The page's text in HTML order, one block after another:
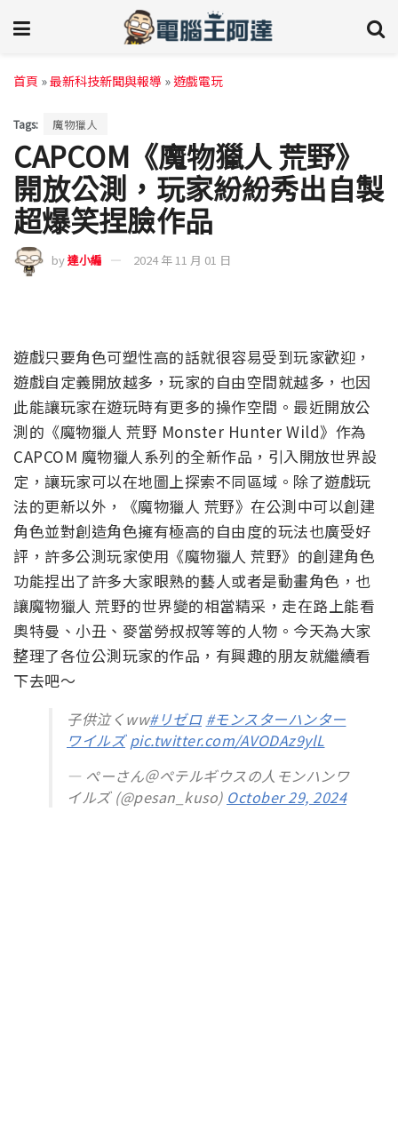
首頁 »最新科技新聞與報導 »遊戲電玩
Tags: 魔物獵人
CAPCOM《魔物獵人 荒野》
開放公測，玩家紛紛秀出自製
超爆笑捏臉作品
by達小編 2024 年 11 月 01 日
遊戲只要角色可塑性高的話就很容易受到玩家歡迎，
遊戲自定義開放越多，玩家的自由空間就越多，也因
此能讓玩家在遊玩時有更多的操作空間。最近開放公
測的《魔物獵人 荒野 Monster Hunter Wild》作為
CAPCOM 魔物獵人系列的全新作品，引入開放世界設
定，讓玩家可以在地圖上探索不同區域。除了遊戲玩
法的更新以外，《魔物獵人 荒野》在公測中可以創建
角色並對創造角色擁有極高的自由度的玩法也廣受好
評，許多公測玩家使用《魔物獵人 荒野》的創建角色
功能捏出了許多大家眼熟的藝人或者是動畫角色，也
讓魔物獵人 荒野的世界變的相當精采，走在路上能看
奧特曼、小丑、麥當勞叔叔等等的人物。今天為大家
整理了各位公測玩家的作品，有興趣的朋友就繼續看
下去吧～
子供泣くww#リゼロ #モンスターハンター
ワイルズ pic.twitter.com/AVODAz9ylL
— ぺーさん＠ペテルギウスの人モンハンワ
イルズ (@pesan_kuso) October 29, 2024